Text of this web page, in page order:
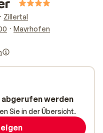
Zillertal
Mayrhofen
werden
Sie in der Übersicht.